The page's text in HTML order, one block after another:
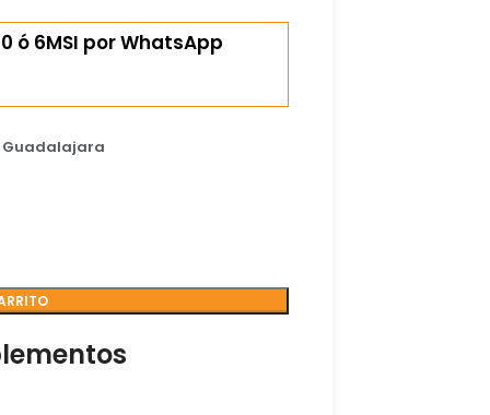
ó 6MSI por WhatsApp
Guadalajara